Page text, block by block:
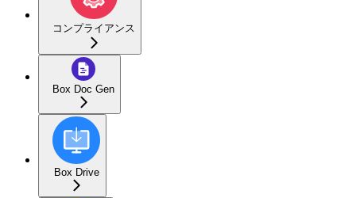
コンプライアンス
Box Doc Gen
Box Drive